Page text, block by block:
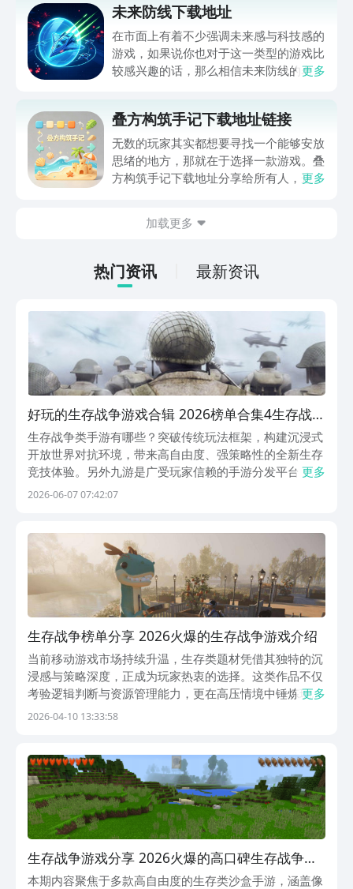
未来防线下载地址
在市面上有着不少强调未来感与科技感的
游戏，如果说你也对于这一类型的游戏比
较感兴趣的话，那么相信未来防线的名字
关链接，在最近这款游戏的热度非常之
高，无论是先进前卫的背景设定，还是紧
张有趣的战斗玩法，都吸引着不少同学的
关注，你是否也想要提前进行预约，方便
更多
叠方构筑手记下载地址链接
无数的玩家其实都想要寻找一个能够安放
思绪的地方，那就在于选择一款游戏。叠
方构筑手记下载地址分享给所有人，这一
情。如果大家想要下载这款游戏，其实方
下游戏的主要乐趣吧。
更多
加载更多
热门资讯 最新资讯
好玩的生存战争游戏合辑 2026榜单合集4生存战争
游戏手机版before_2
生存战争类手游有哪些？突破传统玩法框架，构建沉浸式
开放世界对抗环境，带来高自由度、强策略性的全新生存
竞技体验。另外九游是广受玩家信赖的手游分发平台，提
供丰富的官方正版游戏资源，涵盖海量限时福利、成长加
更多
2026-06-07 07:42:07
生存战争榜单分享 2026火爆的生存战争游戏介绍
当前移动游戏市场持续升温，生存类题材凭借其独特的沉
浸感与策略深度，正成为玩家热衷的选择。这类作品不仅
考验逻辑判断与资源管理能力，更在高压情境中锤炼玩家
的决策韧性与心理适应力。以下精选五款高口碑生存战争
更多
2026-04-10 13:33:58
生存战争游戏分享 2026火爆的高口碑生存战争游
戏手机版与端游合辑
本期内容聚焦于多款高自由度的生存类沙盒手游，涵盖像